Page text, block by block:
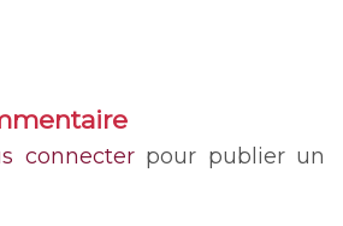
connecterpour publier un